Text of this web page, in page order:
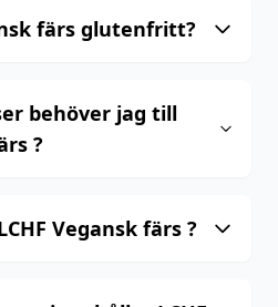
färs glutenfritt?
behöver jag till
?
Vegansk färs ?